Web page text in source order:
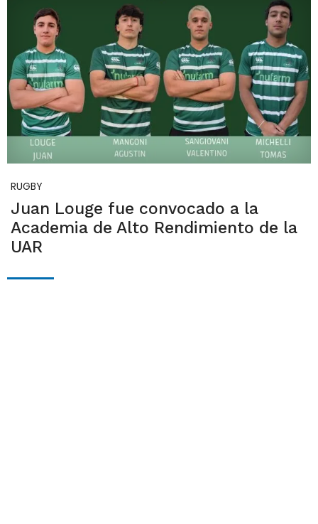
RUGBY
Juan Louge fue convocado a la
Academia de Alto Rendimiento de la
UAR